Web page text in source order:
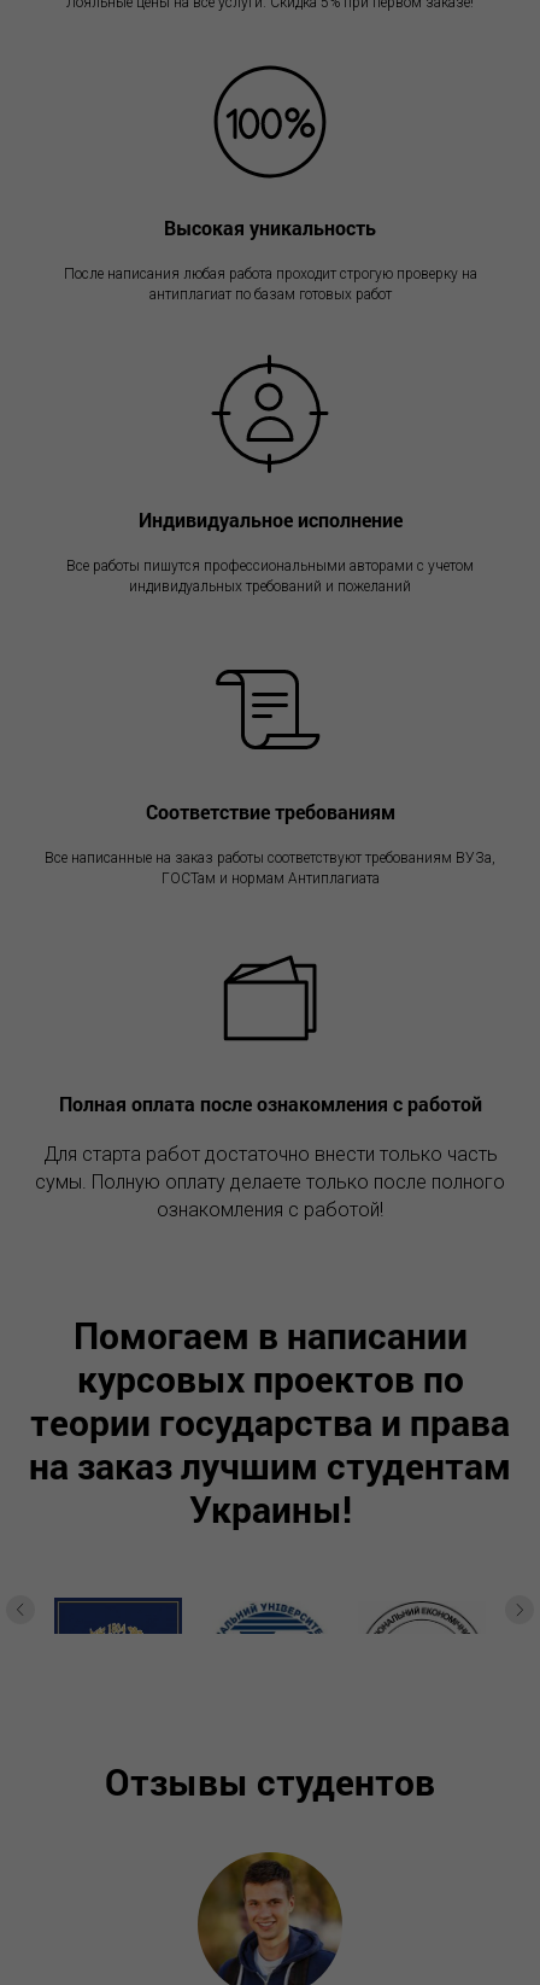
Высокая уникальность
После написания любая работа проходит строгую проверку на
антиплагиат по базам готовых работ
Индивидуальное исполнение
Все работы пишутся профессиональными авторами с учетом
индивидуальных требований и пожеланий
Соответствие требованиям
Все написанные на заказ работы соответствуют требованиям ВУЗа,
ГОСТам и нормам Антиплагиата
Полная оплата после ознакомления с работой
Для старта работ достаточно внести только часть
сумы. Полную оплату делаете только после полного
ознакомления с работой!
Помогаем в написании
курсовых проектов по
теории государства и права
на заказ лучшим студентам
Украины!
Отзывы студентов